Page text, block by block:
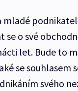
mladé
se o své
let. Bude to
se
svého